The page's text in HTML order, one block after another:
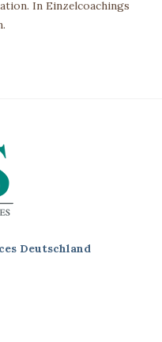
In Einzelcoachings
Deutschland